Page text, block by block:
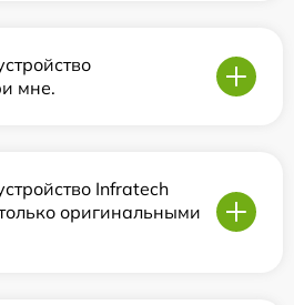
мне.
Infratech
оригинальными